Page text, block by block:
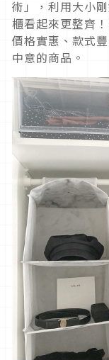
術」，利用大小
櫃看起來更整齊
價格實惠、款式
中意的商品。